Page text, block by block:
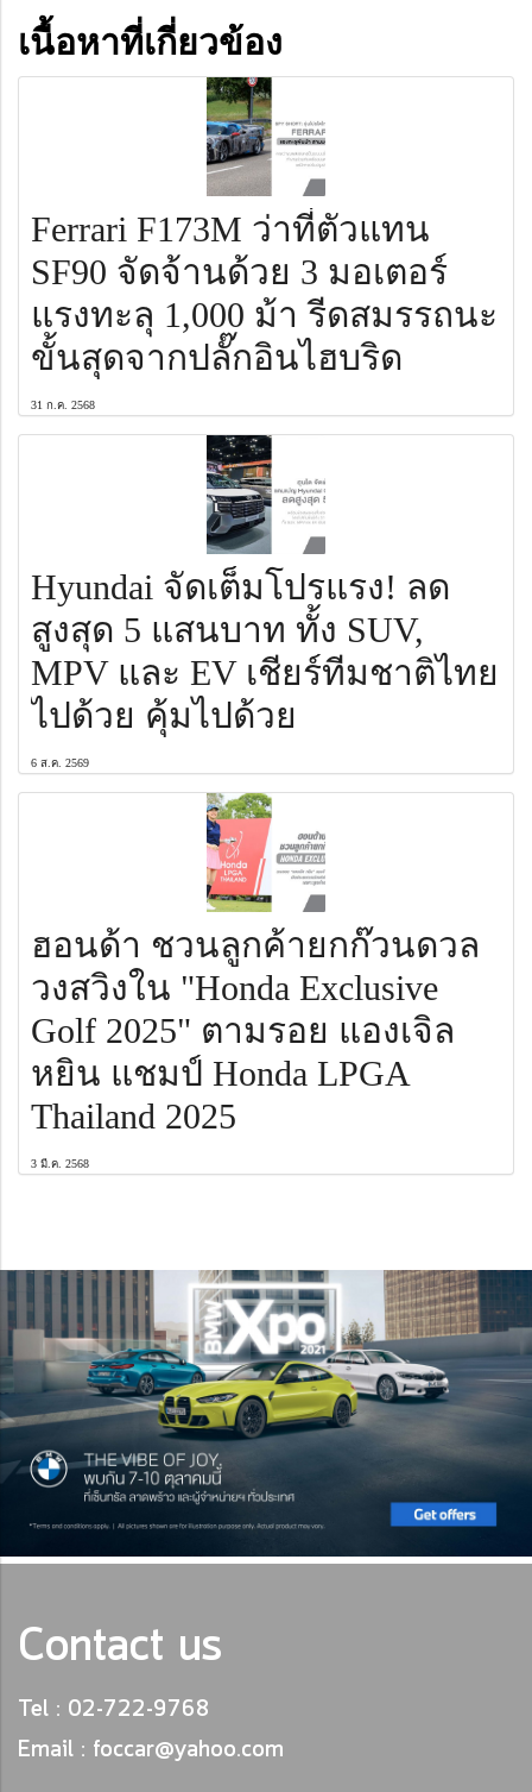
เนื้อหาที่เกี่ยวข้อง
Ferrari F173M ว่าที่ตัวแทน
SF90 จัดจ้านด้วย 3 มอเตอร์
แรงทะลุ 1,000 ม้า รีดสมรรถนะ
ขั้นสุดจากปลั๊กอินไฮบริด
31 ก.ค. 2568
Hyundai จัดเต็มโปรแรง! ลด
สูงสุด 5 แสนบาท ทั้ง SUV,
MPV และ EV เชียร์ทีมชาติไทย
ไปด้วย คุ้มไปด้วย
6 ส.ค. 2569
ฮอนด้า ชวนลูกค้ายกก๊วนดวล
วงสวิงใน "Honda Exclusive
Golf 2025" ตามรอย แองเจิล
หยิน แชมป์ Honda LPGA
Thailand 2025
3 มี.ค. 2568
Contact us
Tel : 02-722-9768
Email : foccar@yahoo.com